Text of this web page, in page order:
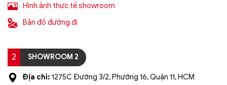
Hình ảnh thực tế showroom
Bản đồ đường đi
2 SHOWROOM 2
Địa chỉ: 1275C Đường 3/2, Phường 16, Quận 11, HCM